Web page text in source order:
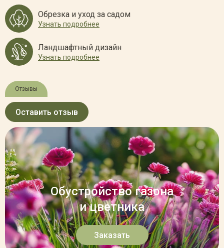
Обрезка и уход за садом
Узнать подробнее
Ландшафтный дизайн
Узнать подробнее
Отзывы
Оставить отзыв
Обустройство газона
и цветника
Заказать